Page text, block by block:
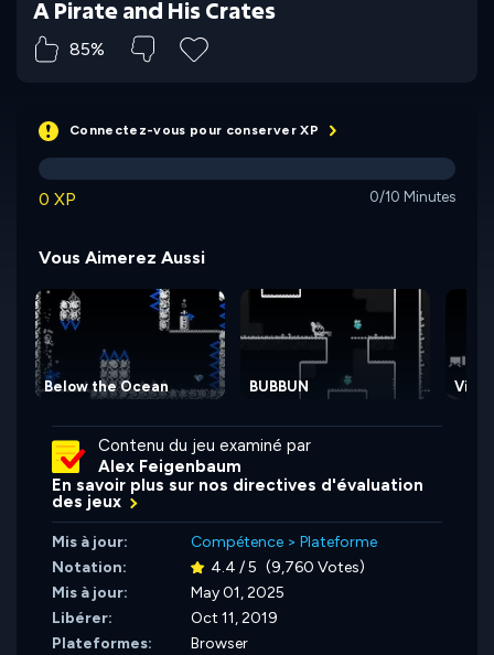
A Pirate and His Crates
85%
Connectez-vous pour conserver XP
0 XP 0/10 Minutes
Vous Aimerez Aussi
Below the Ocean BUBBUN
Contenu du jeu examiné par
Alex Feigenbaum
En savoir plus sur nos directives d'évaluation
des jeux
Mis à jour: Compétence > Plateforme
Notation:
4.4 / 5 (9,760 Votes)
Mis à jour:
May 01, 2025
Libérer:
Oct 11, 2019
Plateformes:
Browser